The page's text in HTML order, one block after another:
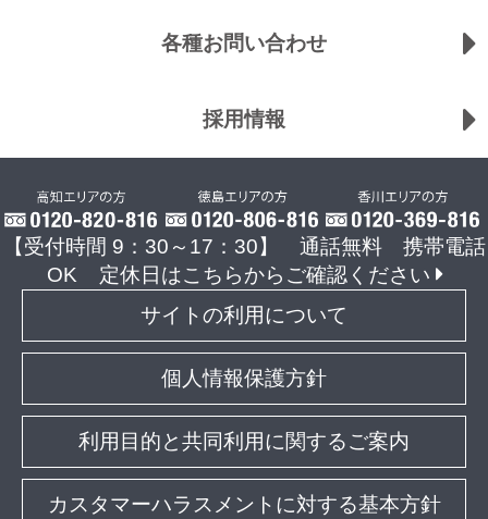
各種お問い合わせ
採用情報
【受付時間 9：30～17：30】 通話無料 携帯電話
OK
定休日はこちらからご確認ください
サイトの利用について
個人情報保護方針
利用目的と共同利用に関するご案内
カスタマーハラスメントに対する基本方針